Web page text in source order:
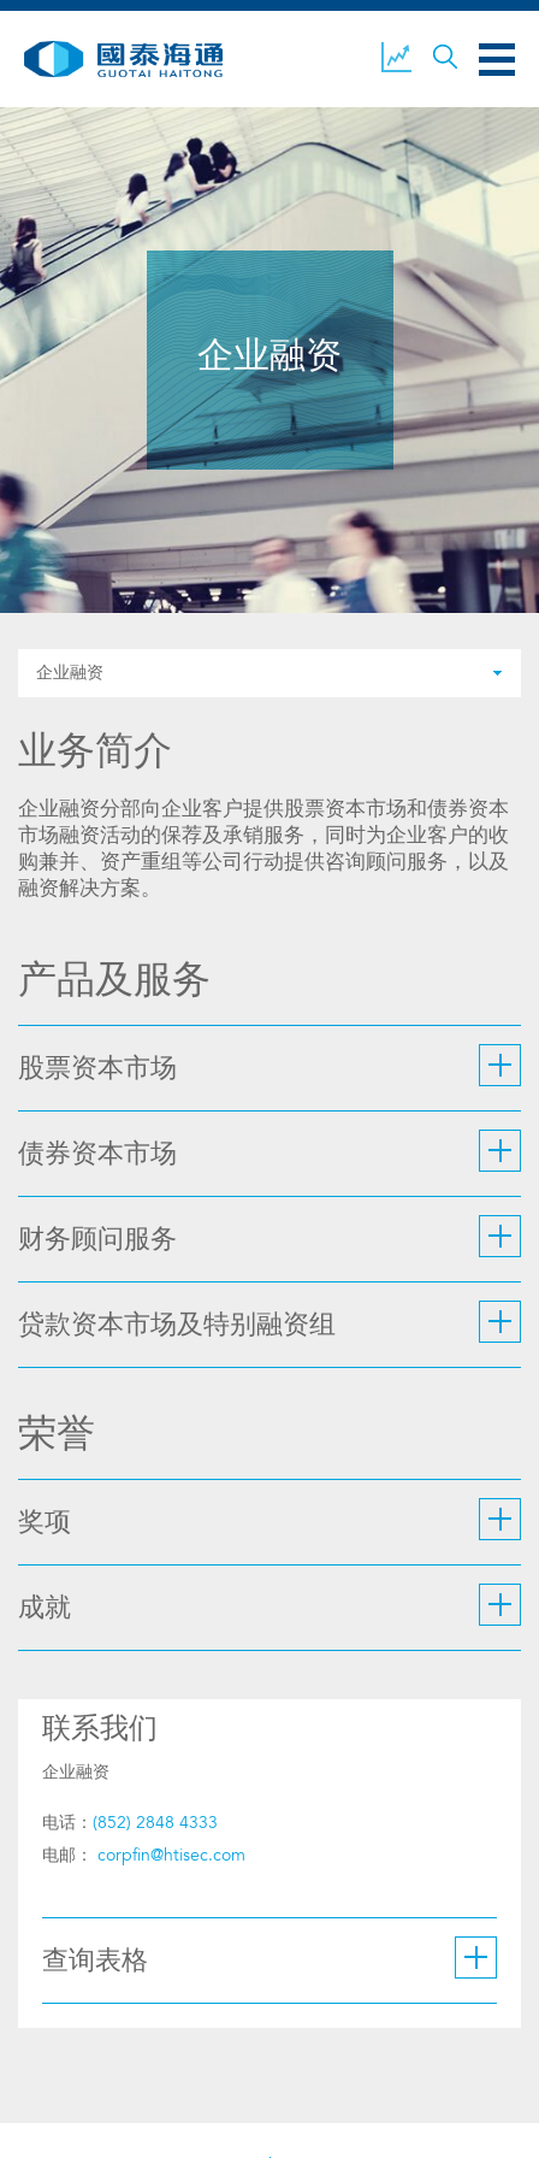
关于我们 公司新闻
环境、社会及企业管治 国泰海通证券 联络我们
客户登入
企业融资
企业融资
业务简介
企业融资分部向企业客户提供股票资本市场和债券资本
市场融资活动的保荐及承销服务，同时为企业客户的收
购兼并、资产重组等公司行动提供咨询顾问服务，以及
融资解决方案。
产品及服务
股票资本市场
债券资本市场
财务顾问服务
贷款资本市场及特别融资组
荣誉
奖项
成就
联系我们
企业融资
电话： (852) 2848 4333
电邮： corpfin@htisec.com
查询表格